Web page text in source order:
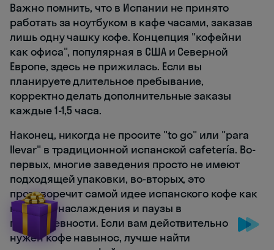
Важно помнить, что в Испании не принято
работать за ноутбуком в кафе часами, заказав
лишь одну чашку кофе. Концепция "кофейни
как офиса", популярная в США и Северной
Европе, здесь не прижилась. Если вы
планируете длительное пребывание,
корректно делать дополнительные заказы
каждые 1-1,5 часа.
Наконец, никогда не просите "to go" или "para
llevar" в традиционной испанской cafetería. Во-
первых, многие заведения просто не имеют
подходящей упаковки, во-вторых, это
противоречит самой идее испанского кофе как
момента наслаждения и паузы в
повседневности. Если вам действительно
нужен кофе навынос, лучше найти